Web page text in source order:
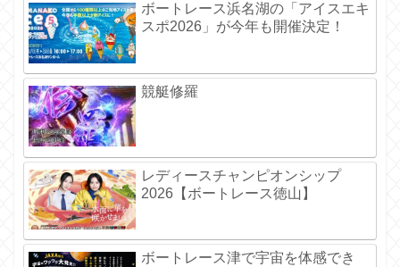
ボートレース浜名湖の「アイスエキ
スポ2026」が今年も開催決定！
競艇修羅
レディースチャンピオンシップ
2026【ボートレース徳山】
ボートレース津で宇宙を体感でき